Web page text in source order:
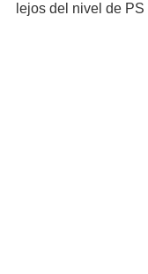
lejos del nivel de